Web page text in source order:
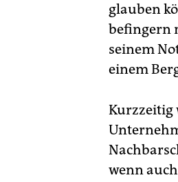
glauben
befingern
seinem
einem
Kurz­zeitig
wenn